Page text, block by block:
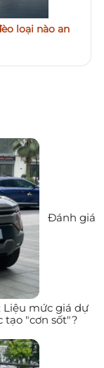
loại nào an
Đánh giá
Liệu mức giá dự
tạo "cơn sốt"?